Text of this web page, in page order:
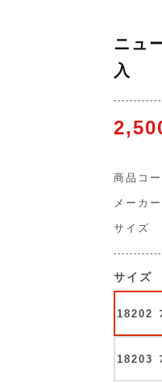
ニュ
入
商品コー
メーカー
サイズ
サイズ
18202
18203